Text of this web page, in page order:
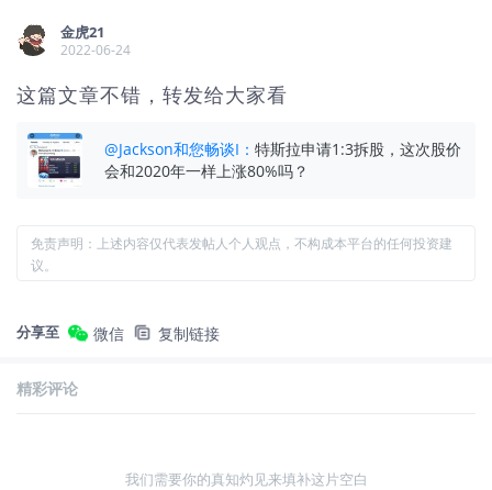
金虎21
2022-06-24
这篇文章不错，转发给大家看
@Jackson和您畅谈I ： 特斯拉申请1:3拆股，这次股价
会和2020年一样上涨80%吗？
免责声明：上述内容仅代表发帖人个人观点，不构成本平台的任何投资建
议。
分享至 微信 复制链接
精彩评论
我们需要你的真知灼见来填补这片空白